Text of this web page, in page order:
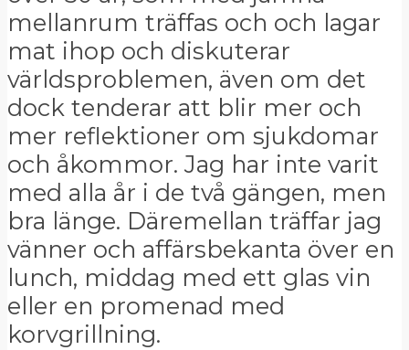
mellanrum träffas och och lagar
mat ihop och diskuterar
världsproblemen, även om det
dock tenderar att blir mer och
mer reflektioner om sjukdomar
och åkommor. Jag har inte varit
med alla år i de två gängen, men
bra länge. Däremellan träffar jag
vänner och affärsbekanta över en
lunch, middag med ett glas vin
eller en promenad med
korvgrillning.